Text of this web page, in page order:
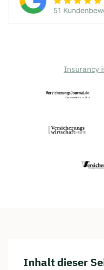
Insurancy
Inhalt dieser